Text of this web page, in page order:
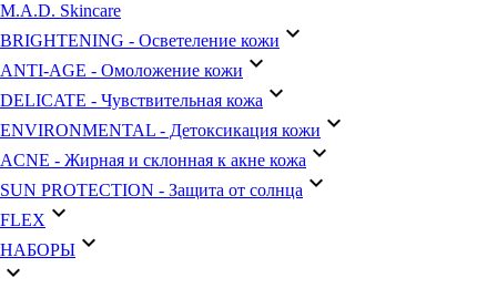
M.A.D. Skincare
BRIGHTENING - Осветеление кожи keyboard_arrow_down
ANTI-AGE - Омоложение кожи keyboard_arrow_down
DELICATE - Чувствительная кожа keyboard_arrow_down
ENVIRONMENTAL - Детоксикация кожи keyboard_arrow_down
АCNE - Жирная и склонная к акне кожа keyboard_arrow_down
SUN PROTECTION - Защита от солнца keyboard_arrow_down
FLEX keyboard_arrow_down
НАБОРЫ keyboard_arrow_down
keyboard_arrow_down